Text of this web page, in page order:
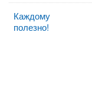
Каждому
полезно!